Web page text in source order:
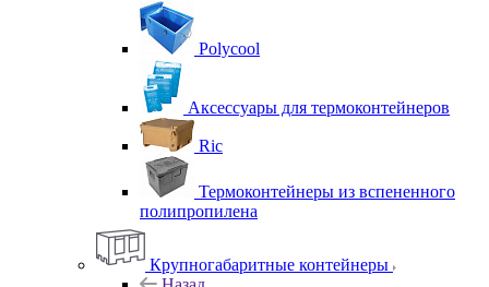
Polycool
Аксессуары для термоконтейнеров
Ric
Термоконтейнеры из вспененного
полипропилена
Крупногабаритные контейнеры